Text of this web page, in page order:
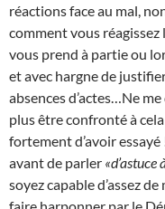
réactions face au mal,
comment vous réagissez
vous prend à partie ou
et avec hargne de
absences d’actes…Ne
plus être confronté à
fortement d’avoir
avant de parler «d’astuce
soyez capable d’assez
faire harponner par le